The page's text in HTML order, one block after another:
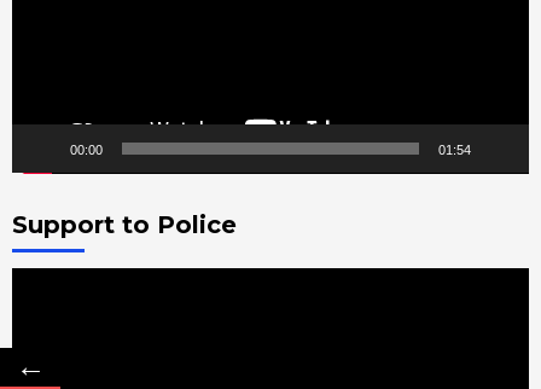
00:00 01:54
Support to Police
←